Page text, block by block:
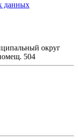
данных
округ
504